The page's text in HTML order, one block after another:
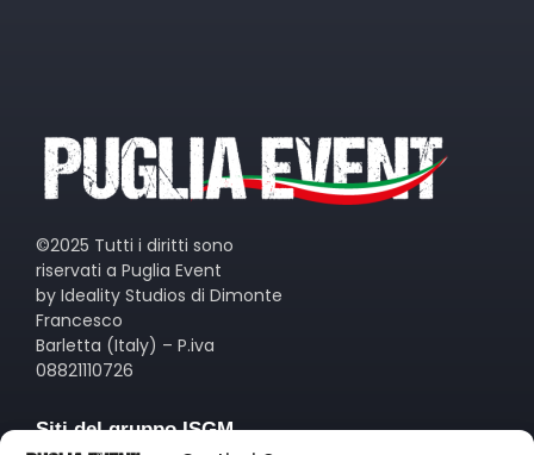
©2025 Tutti i diritti sono
riservati a Puglia Event
by Ideality Studios di Dimonte
Francesco
Barletta (Italy) – P.iva
08821110726
Siti del gruppo ISGM